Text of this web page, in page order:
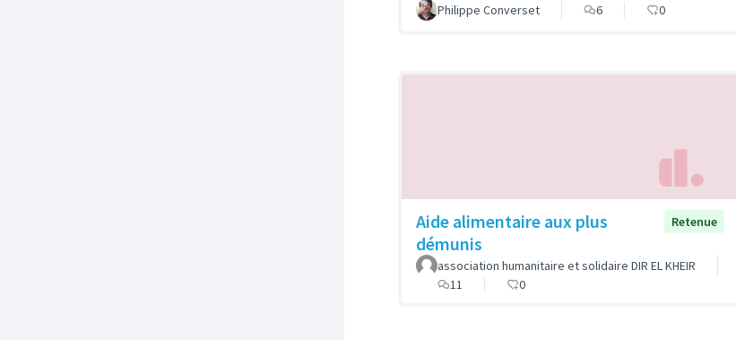
Philippe Converset 6 0
Aide alimentaire aux plus
démunis
Retenue
association humanitaire et solidaire DIR EL KHEIR
11
0